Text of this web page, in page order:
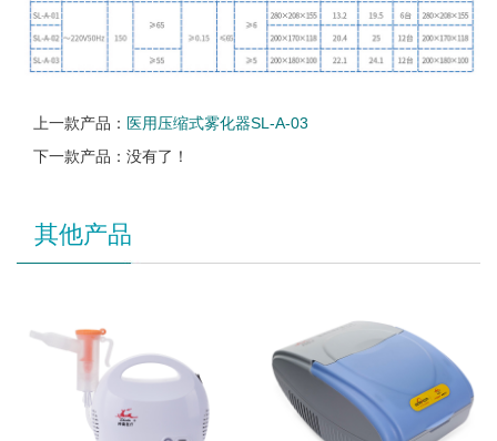
上一款产品： 医用压缩式雾化器SL-A-03
下一款产品：没有了！
其他产品